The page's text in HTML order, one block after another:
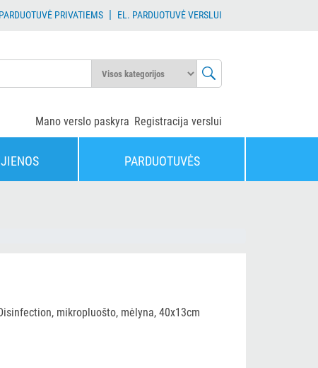
PRIVATIEMS| EL. PARDUOTUVĖ VERSLUI
Registracija verslui
Mano verslo paskyra
PARDUOTUVĖS
mikropluošto, mėlyna, 40x13cm